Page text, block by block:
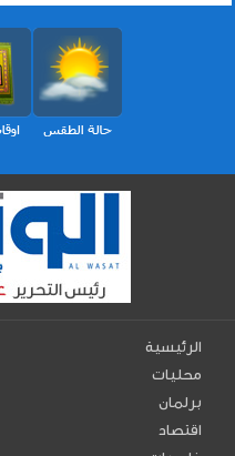
الرئيسية
محليات
برلمان
اقتصاد